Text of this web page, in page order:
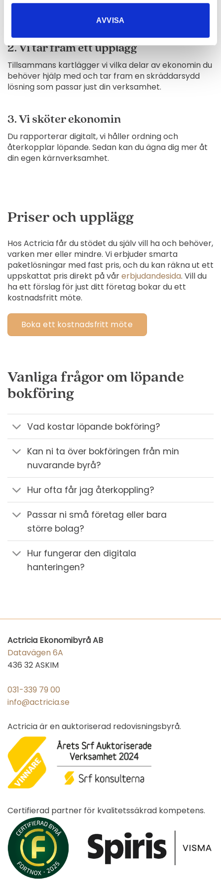
AVVISA
Vi börjar med ett förutsättningslöst möte där vi lär
känna dig och ditt företag, helt kostnadsfritt.
2. Vi tar fram ett upplägg
Tillsammans kartlägger vi vilka delar av ekonomin du
behöver hjälp med och tar fram en skräddarsydd
lösning som passar just din verksamhet.
3. Vi sköter ekonomin
Du rapporterar digitalt, vi håller ordning och
återkopplar löpande. Sedan kan du ägna dig mer åt
din egen kärnverksamhet.
Priser och upplägg
Hos Actricia får du stödet du själv vill ha och behöver,
varken mer eller mindre. Vi erbjuder smarta
paketlösningar med fast pris, och du kan räkna ut ett
uppskattat pris direkt på vårerbjudandesida. Vill du
ha ett förslag för just ditt företag bokar du ett
kostnadsfritt möte.
Boka ett kostnadsfritt möte
Vanliga frågor om löpande
bokföring
Vad kostar löpande bokföring?
Kan ni ta över bokföringen från min
nuvarande byrå?
Hur ofta får jag återkoppling?
Passar ni små företag eller bara
större bolag?
Hur fungerar den digitala
hanteringen?
Actricia Ekonomibyrå AB
Datavägen 6A
436 32 ASKIM
031-339 79 00
info@actricia.se
Actricia är en auktoriserad redovisningsbyrå.
Certifierad partner för kvalitetssäkrad kompetens.